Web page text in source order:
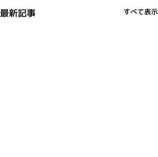
最新記事 すべて表示